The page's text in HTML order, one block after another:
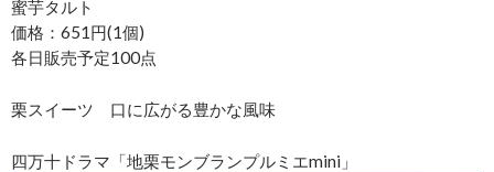
蜜芋タルト
価格：651円(1個)
各日販売予定100点
栗スイーツ 口に広がる豊かな風味
四万十ドラマ「地栗モンブランプルミエmini」